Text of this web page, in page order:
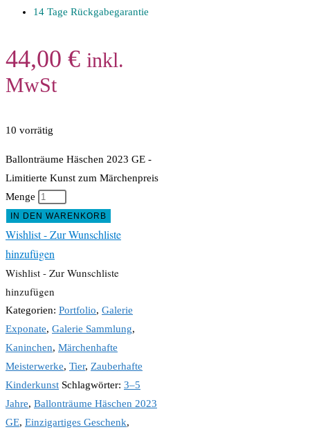
14 Tage Rückgabegarantie
44,00 € inkl.
MwSt
10 vorrätig
Ballonträume Häschen 2023 GE -
Limitierte Kunst zum Märchenpreis
Menge
IN DEN WARENKORB
Wishlist - Zur Wunschliste
hinzufügen
Wishlist - Zur Wunschliste
hinzufügen
Kategorien: Portfolio, Galerie
Exponate, Galerie Sammlung,
Kaninchen, Märchenhafte
Meisterwerke, Tier, Zauberhafte
Kinderkunst Schlagwörter: 3–5
Jahre, Ballonträume Häschen 2023
GE, Einzigartiges Geschenk,